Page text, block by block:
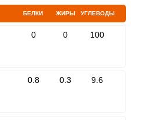
БЕЛКИ ЖИРЫ УГЛЕВОДЫ
0 0 100
0.8 0.3 9.6